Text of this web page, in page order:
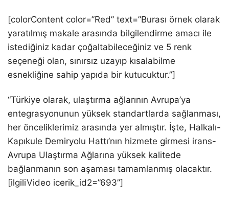
[colorContent color=”Red” text=”Burası örnek olarak
yaratılmış makale arasında bilgilendirme amacı ile
istediğiniz kadar çoğaltabileceğiniz ve 5 renk
seçeneği olan, sınırsız uzayıp kısalabilme
esnekliğine sahip yapıda bir kutucuktur.”]
“Türkiye olarak, ulaştırma ağlarının Avrupa’ya
entegrasyonunun yüksek standartlarda sağlanması,
her önceliklerimiz arasında yer almıştır. İşte, Halkalı-
Kapıkule Demiryolu Hattı’nın hizmete girmesi irans-
Avrupa Ulaştırma Ağlarına yüksek kalitede
bağlanmanın son aşaması tamamlanmış olacaktır.
[ilgiliVideo icerik_id2=”693”]